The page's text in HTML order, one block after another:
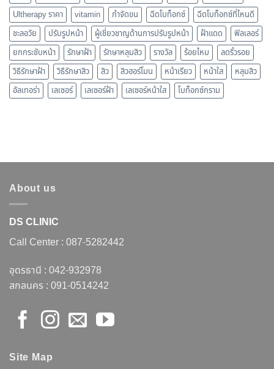
Ultherapy ราคา
vitamin กำจัดขน ฉีดโบท็อกซ์
ฉีดโบท็อกซ์ที่ไหนดี
ชะลอวัย
ปรับรูปหน้า ผู้เชี่ยวชาญด้านการปรับรูปหน้า ฝ้าแดด
ฟิลเลอร์
ยกกระชับหน้า
รักษาฝ้า รักษาหลุมสิว รางวัล ร้อยไหม
ลดริ้วรอย
วิธีรักษาฝ้า
วิธีรักษาสิว สิว สิวฮอร์โมน หน้าเรียว หน้าใส
หลุมสิว
อัลเทอร่า
เลเซอร์ เลเซอร์ฝ้า เลเซอร์หน้าใส โบท็อกซ์กราม
About us
DS CLINIC
Call Center : 087-5282442
อุดรธานี : 042-932978
สกลนคร : 091-0514242
Site Map